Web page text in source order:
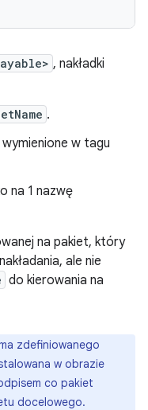
, nakładki
.
w tagu
na 1 nazwę
na pakiet, który
ale nie
do kierowania na
zdefiniowanego
w obrazie
co pakiet
docelowego.